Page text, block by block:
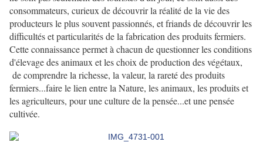
consommateurs, curieux de découvrir la réalité de la vie des
producteurs le plus souvent passionnés, et friands de découvrir les
difficultés et particularités de la fabrication des produits fermiers.
Cette connaissance permet à chacun de questionner les conditions
d'élevage des animaux et les choix de production des végétaux,
de comprendre la richesse, la valeur, la rareté des produits
fermiers...faire le lien entre la Nature, les animaux, les produits et
les agriculteurs, pour une culture de la pensée...et une pensée
cultivée.